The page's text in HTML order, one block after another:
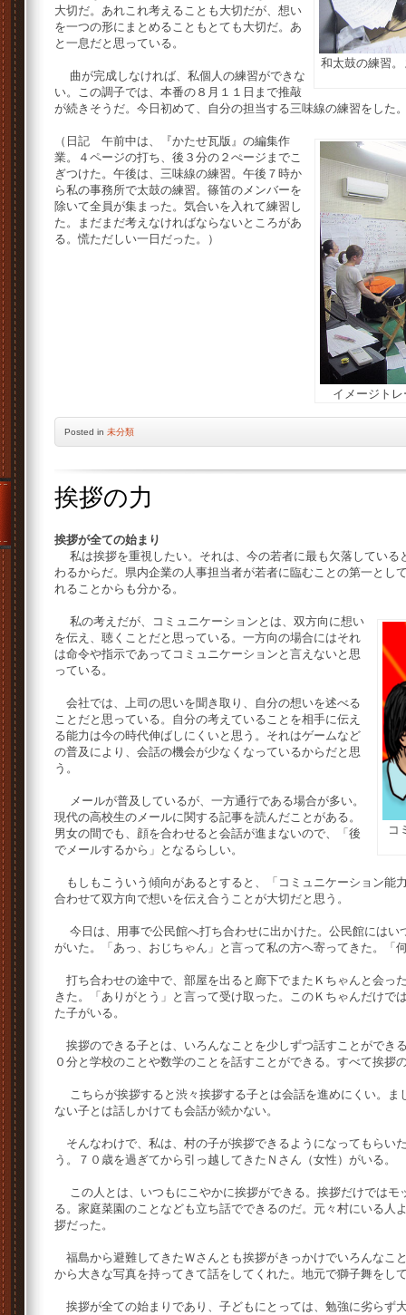
和太鼓の練習
大切だ。あれこれ考えることも大切だが、想い
を一つの形にまとめることもとても大切だ。あ
と一息だと思っている。
曲が完成しなければ、私個人の練習ができな
い。この調子では、本番の８月１１日まで推敲
が続きそうだ。今日初めて、自分の担当する三味線の練習をした
イメージト
（日記 午前中は、『かたせ瓦版』の編集作
業。４ページの打ち、後３分の２ぺージまでこ
ぎつけた。午後は、三味線の練習。午後７時か
ら私の事務所で太鼓の練習。篠笛のメンバーを
除いて全員が集まった。気合いを入れて練習し
た。まだまだ考えなければならないところがあ
る。慌ただしい一日だった。）
Posted in 未分類
挨拶の力
挨拶が全ての始まり
私は挨拶を重視したい。それは、今の若者に最も欠落している
わるからだ。県内企業の人事担当者が若者に臨むことの第一とし
れることからも分かる。
コ
私の考えだが、コミュニケーションとは、双方向に想い
を伝え、聴くことだと思っている。一方向の場合にはそれ
は命令や指示であってコミュニケーションと言えないと思
っている。
会社では、上司の思いを聞き取り、自分の想いを述べる
ことだと思っている。自分の考えていることを相手に伝え
る能力は今の時代伸ばしにくいと思う。それはゲームなど
の普及により、会話の機会が少なくなっているからだと思
う。
メールが普及しているが、一方通行である場合が多い。
現代の高校生のメールに関する記事を読んだことがある。
男女の間でも、顔を合わせると会話が進まないので、「後
でメールするから」となるらしい。
もしもこういう傾向があるとすると、「コミュニケーション能
合わせて双方向で想いを伝え合うことが大切だと思う。
今日は、用事で公民館へ打ち合わせに出かけた。公民館にはい
がいた。「あっ、おじちゃん」と言って私の方へ寄ってきた。「
打ち合わせの途中で、部屋を出ると廊下でまたＫちゃんと会っ
きた。「ありがとう」と言って受け取った。このＫちゃんだけで
た子がいる。
挨拶のできる子とは、いろんなことを少しずつ話すことができ
０分と学校のことや数学のことを話すことができる。すべて挨拶
こちらが挨拶すると渋々挨拶する子とは会話を進めにくい。ま
ない子とは話しかけても会話が続かない。
そんなわけで、私は、村の子が挨拶できるようになってもらい
う。７０歳を過ぎてから引っ越してきたＮさん（女性）がいる。
この人とは、いつもにこやかに挨拶ができる。挨拶だけではモ
る。家庭菜園のことなども立ち話でできるのだ。元々村にいる人
拶だった。
福島から避難してきたＷさんとも挨拶がきっかけでいろんなこ
から大きな写真を持ってきて話をしてくれた。地元で獅子舞をし
挨拶が全ての始まりであり、子どもにとっては、勉強に劣らず